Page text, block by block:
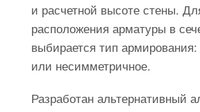
и расчетной высоте стены.
расположения арматуры в
выбирается тип
или несимметричное.
Разработан альтернативный